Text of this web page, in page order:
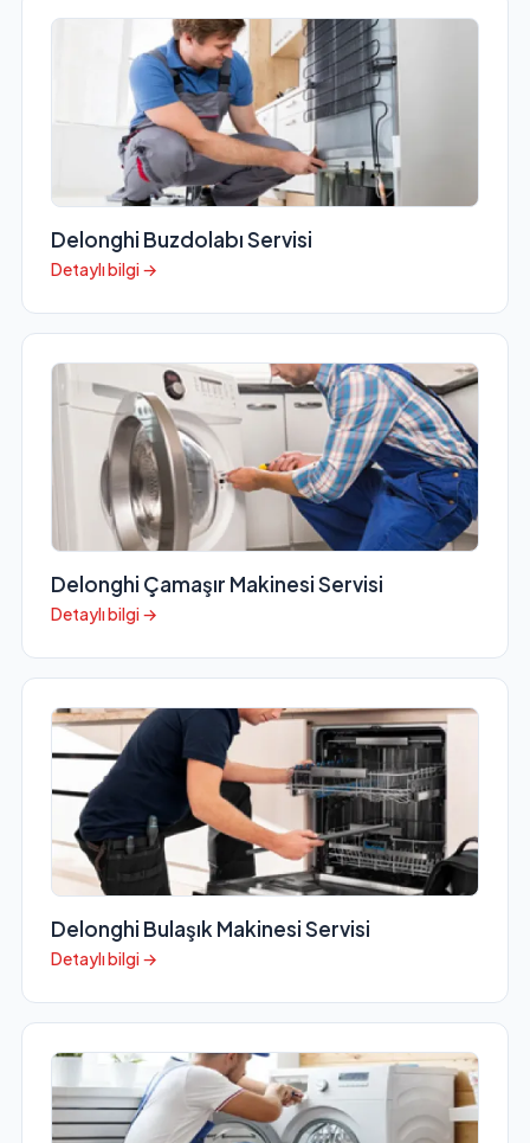
Delonghi Buzdolabı Servisi
Detaylı bilgi →
Delonghi Çamaşır Makinesi Servisi
Detaylı bilgi →
Delonghi Bulaşık Makinesi Servisi
Detaylı bilgi →